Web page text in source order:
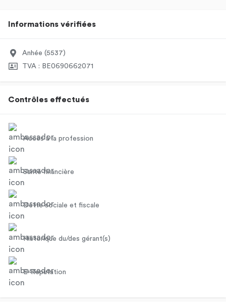
Informations vérifiées
Anhée (5537)
TVA : BE0690662071
Contrôles effectués
Accès à la profession
Santé financière
Dette sociale et fiscale
Historique du/des gérant(s)
E-Réputation